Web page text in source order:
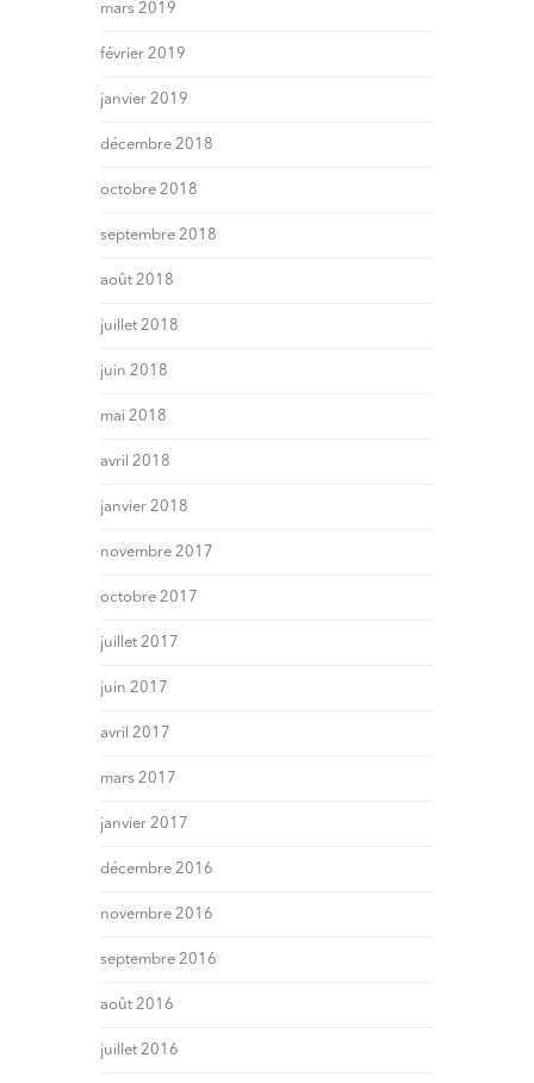
mars 2019
février 2019
janvier 2019
décembre 2018
octobre 2018
septembre 2018
août 2018
juillet 2018
juin 2018
mai 2018
avril 2018
janvier 2018
novembre 2017
octobre 2017
juillet 2017
juin 2017
avril 2017
mars 2017
janvier 2017
décembre 2016
novembre 2016
septembre 2016
août 2016
juillet 2016